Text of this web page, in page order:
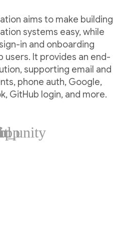
aims to make building
systems easy, while
in and onboarding
users. It provides an end-
supporting email and
phone auth, Google,
GitHub login, and more.